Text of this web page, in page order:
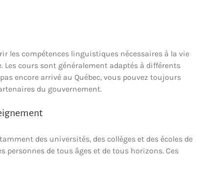
les compétences linguistiques nécessaires à la vie
cours sont généralement adaptés à différents
encore arrivé au Québec, vous pouvez toujours
du gouvernement.
des universités, des collèges et des écoles de
personnes de tous âges et de tous horizons. Ces